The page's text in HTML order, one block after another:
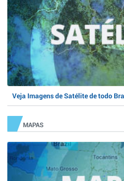
Veja Imagens de Satélite de todo
MAPAS